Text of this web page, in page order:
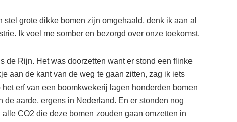
grote dikke bomen zijn omgehaald, denk ik aan al
Ik voel me somber en bezorgd over onze toekomst.
de Rijn. Het was doorzetten want er stond een flinke
aan de kant van de weg te gaan zitten, zag ik iets
erf van een boomkwekerij lagen honderden bomen
aarde, ergens in Nederland. En er stonden nog
CO2 die deze bomen zouden gaan omzetten in